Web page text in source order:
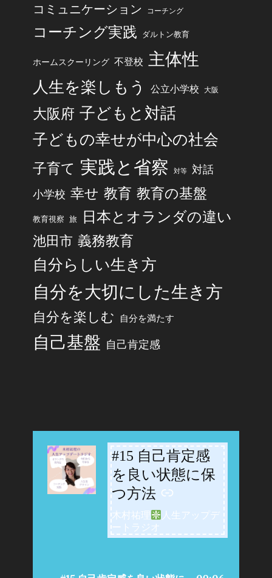
コミュニケーション コーチング
コーチング実践 ダルトン教育
ホームスクーリング 不登校 主体性
人生を楽しもう 公立小学校 大阪
大阪府 子どもと対話
子どもの幸せが中心の社会
子育て 実践と省察 対等
対話
小学校 幸せ 教育 教育の基盤
教育視察 旅 日本とオランダの違い
池田市 義務教育
自分らしい生き方
自分を大切にした生き方
自分を楽しむ 自分を満たす
自己基盤 自己肯定感
#15 自己肯定感
を良い状態に保
つ方法
-
木村祐理
人生アップデ
ートラジオ